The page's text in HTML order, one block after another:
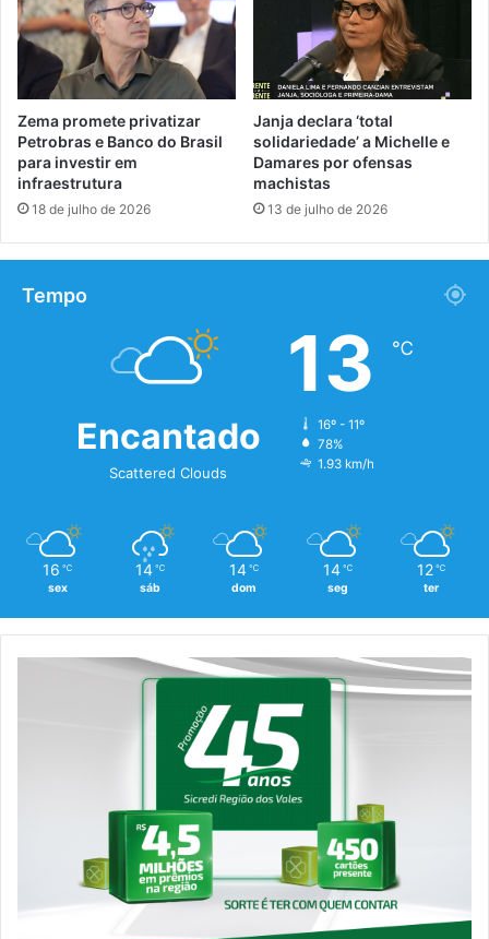
Zema promete privatizar
Petrobras e Banco do Brasil
para investir em
infraestrutura
18 de julho de 2026
Janja declara ‘total
solidariedade’ a Michelle e
Damares por ofensas
machistas
13 de julho de 2026
Tempo
Encantado
Scattered Clouds
13 ℃
16º - 11º
78%
1.93 km/h
16 ℃
sex
14 ℃
sáb
14 ℃
dom
14 ℃
seg
12 ℃
ter